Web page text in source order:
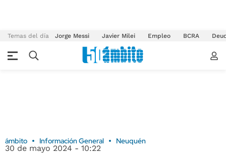
Temas del día Jorge Messi Javier Milei Empleo BCRA
ámbito Información General Neuquén
30 de mayo 2024 - 10:22